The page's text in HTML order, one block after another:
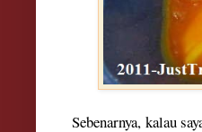
Sebenarnya, kalau